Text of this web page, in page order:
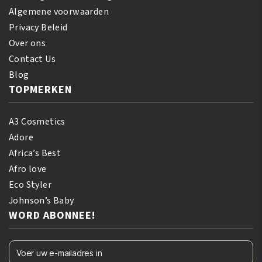
Algemene voorwaarden
Privacy Beleid
Over ons
Contact Us
Blog
TOPMERKEN
A3 Cosmetics
Adore
Africa’s Best
Afro love
Eco Styler
Johnson’s Baby
WORD ABONNEE!